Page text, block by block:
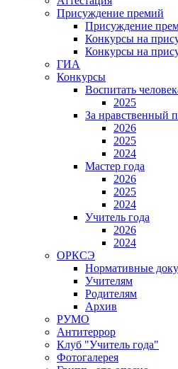
Присуждение премий
Присуждение
Конкурсы на
Конкурсы на
ГИА
Конкурсы
Воспитать
2025
За нравственный
2026
2025
2024
Мастер года
2026
2025
2024
Учитель года
2026
2024
ОРКСЭ
Нормативные
Учителям
Родителям
Архив
РУМО
Антитеррор
Клуб "Учитель года"
Фотогалерея